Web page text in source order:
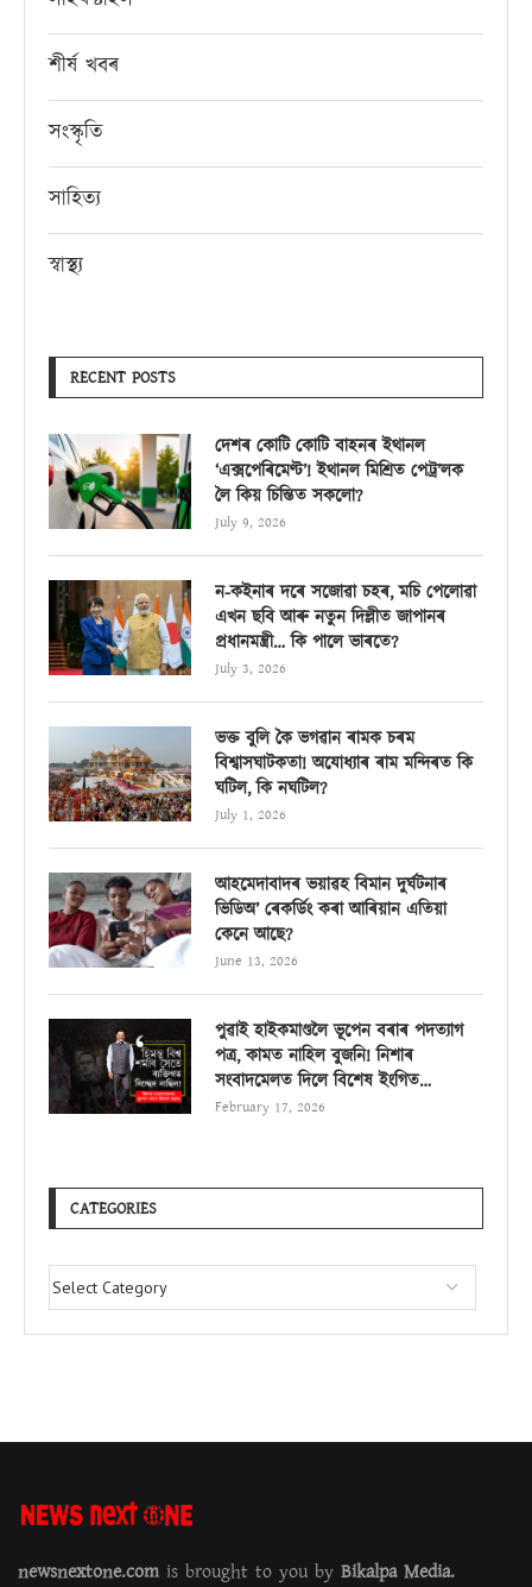
শীৰ্ষ খবৰ
সংস্কৃতি
সাহিত্য
স্বাস্থ্য
RECENT POSTS
দেশৰ কোটি কোটি বাহনৰ ইথানল
‘এক্সপেৰিমেণ্ট’! ইথানল মিশ্ৰিত পেট্ৰ’লক
লৈ কিয় চিন্তিত সকলো?
July 9, 2026
ন-কইনাৰ দৰে সজোৱা চহৰ, মচি পেলোৱা
এখন ছবি আৰু নতুন দিল্লীত জাপানৰ
প্ৰধানমন্ত্ৰী… কি পালে ভাৰতে?
July 3, 2026
ভক্ত বুলি কৈ ভগৱান ৰামক চৰম
বিশ্বাসঘাটকতা! অযোধ্যাৰ ৰাম মন্দিৰত কি
ঘটিল, কি নঘটিল?
July 1, 2026
আহমেদাবাদৰ ভয়াৱহ বিমান দুৰ্ঘটনাৰ
ভিডিঅ’ ৰেকৰ্ডিং কৰা আৰিয়ান এতিয়া
কেনে আছে?
June 13, 2026
পুৱাই হাইকমাণ্ডলৈ ভূপেন বৰাৰ পদত্যাগ
পত্ৰ, কামত নাহিল বুজনি! নিশাৰ
সংবাদমেলত দিলে বিশেষ ইংগিত…
February 17, 2026
CATEGORIES
newsnextone.com is brought to you by Bikalpa Media.